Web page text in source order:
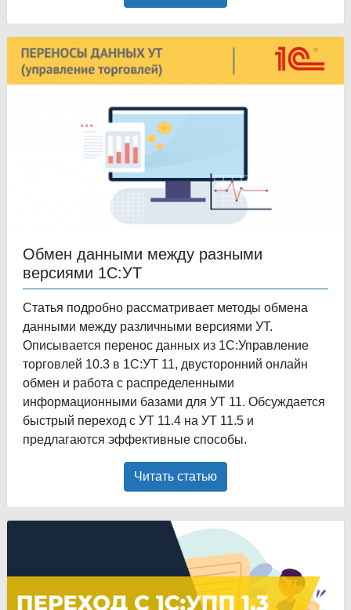
Обмен данными между разными
версиями 1С:УТ
Статья подробно рассматривает методы обмена
данными между различными версиями УТ.
Описывается перенос данных из 1С:Управление
торговлей 10.3 в 1С:УТ 11, двусторонний онлайн
обмен и работа с распределенными
информационными базами для УТ 11. Обсуждается
быстрый переход с УТ 11.4 на УТ 11.5 и
предлагаются эффективные способы.
Читать статью